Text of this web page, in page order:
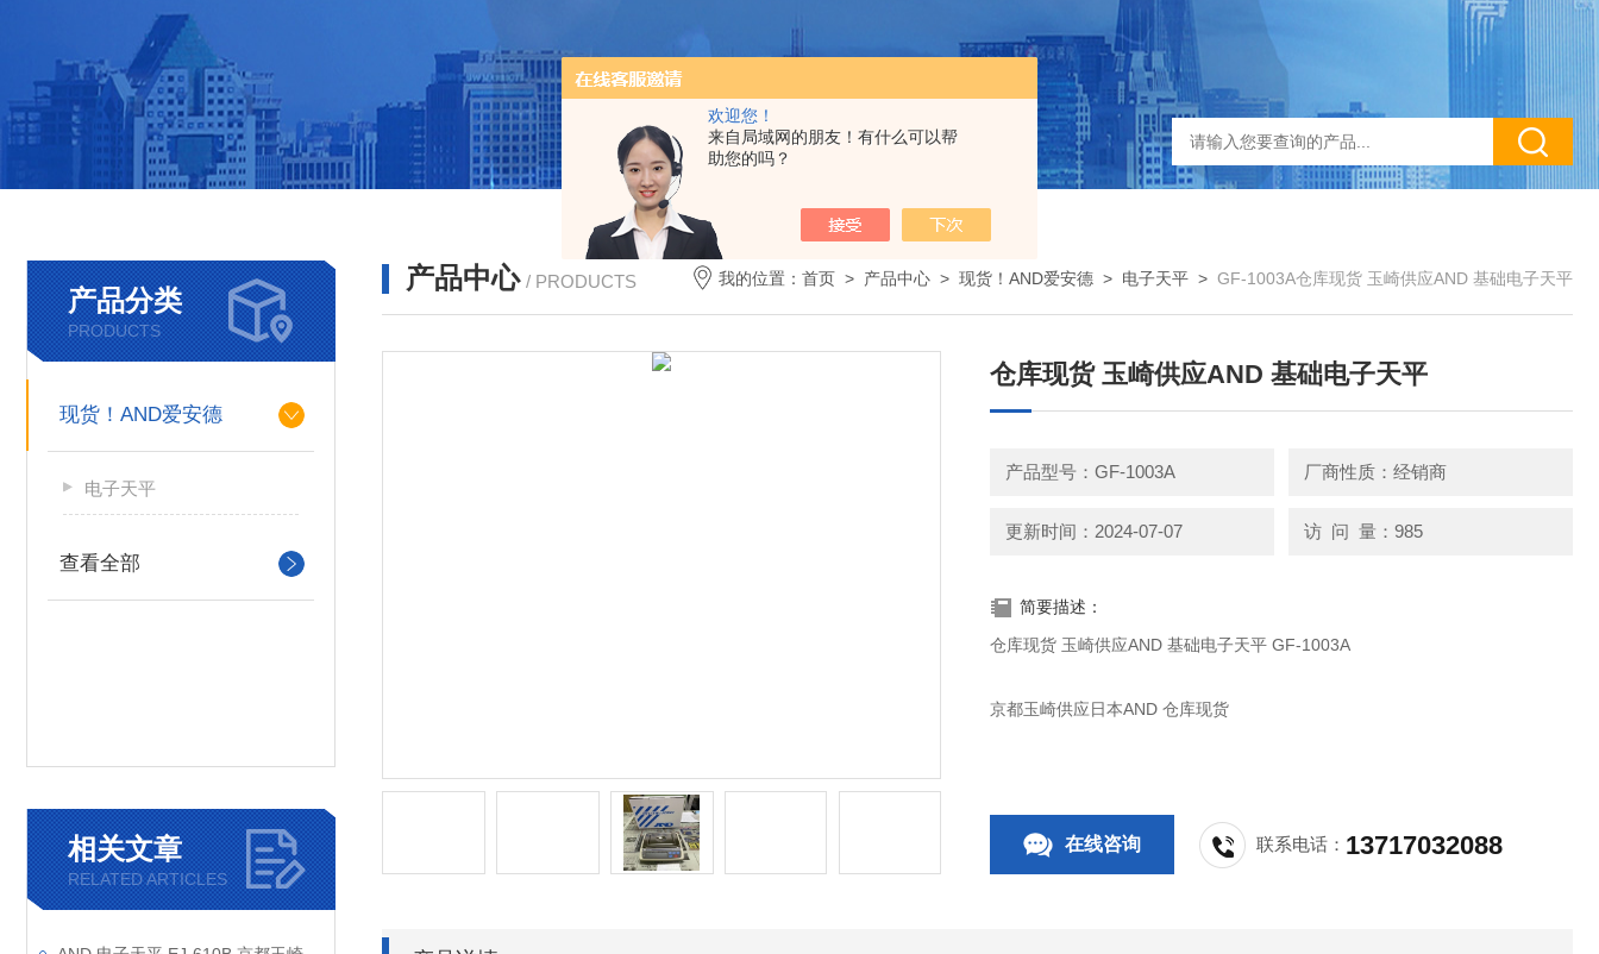
欢迎您！
来自局域网的朋友！有什么可以帮
助您的吗？
产品分类
PRODUCTS
现货！AND爱安德
电子天平
查看全部
相关文章
RELATED ARTICLES
产品中心 / PRODUCTS 我的位置： 首页 > 产品中心 > 现货！AND爱安德 > 电子天平 > GF-1003A仓库现货 玉崎供应AND 基础电子天平
仓库现货 玉崎供应AND 基础电子天平
产品型号：GF-1003A 厂商性质：经销商
更新时间：2024-07-07 访 问 量：985
简要描述：
仓库现货 玉崎供应AND 基础电子天平 GF-1003A
京都玉崎供应日本AND 仓库现货
在线咨询 联系电话： 13717032088